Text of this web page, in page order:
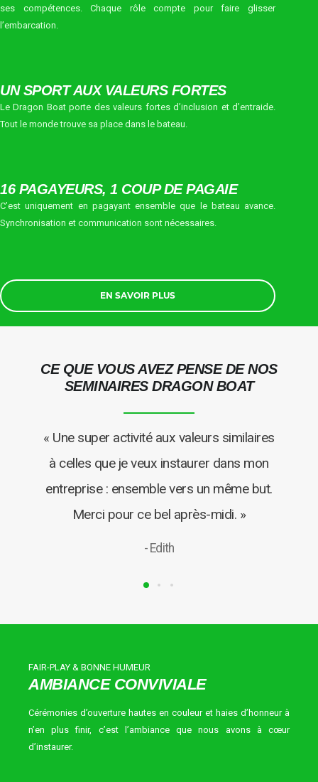
ses compétences. Chaque rôle compte pour faire glisser
l’embarcation.
UN SPORT AUX VALEURS FORTES
Le Dragon Boat porte des valeurs fortes d’inclusion et d’entraide.
Tout le monde trouve sa place dans le bateau.
16 PAGAYEURS, 1 COUP DE PAGAIE
C’est uniquement en pagayant ensemble que le bateau avance.
Synchronisation et communication sont nécessaires.
EN SAVOIR PLUS
CE QUE VOUS AVEZ PENSE DE NOS
SEMINAIRES DRAGON BOAT
« Une super activité aux valeurs similaires
à celles que je veux instaurer dans mon
entreprise : ensemble vers un même but.
Merci pour ce bel après-midi. »
- Edith
FAIR-PLAY & BONNE HUMEUR
AMBIANCE CONVIVIALE
Cérémonies d’ouverture hautes en couleur et haies d’honneur à
n’en plus finir, c’est l’ambiance que nous avons à cœur
d’instaurer.